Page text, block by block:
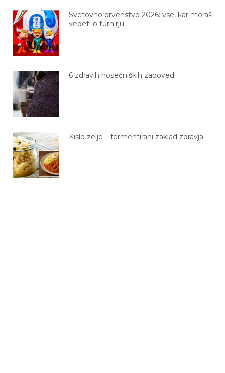
Svetovno prvenstvo 2026: vse, kar moraš
vedeti o turnirju
6 zdravih nosečniških zapovedi
Kislo zelje – fermentirani zaklad zdravja